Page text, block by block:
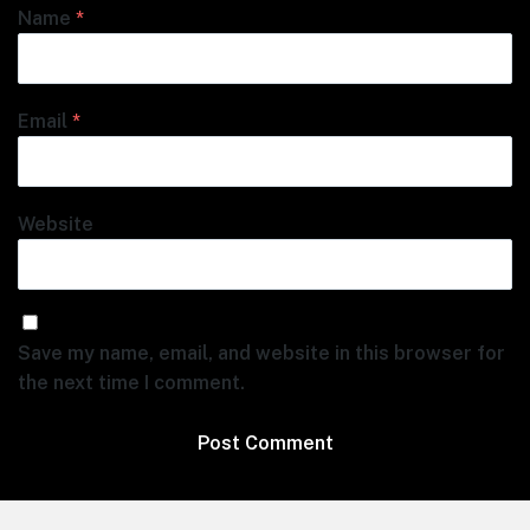
Name *
Email *
Website
Save my name, email, and website in this browser for
the next time I comment.